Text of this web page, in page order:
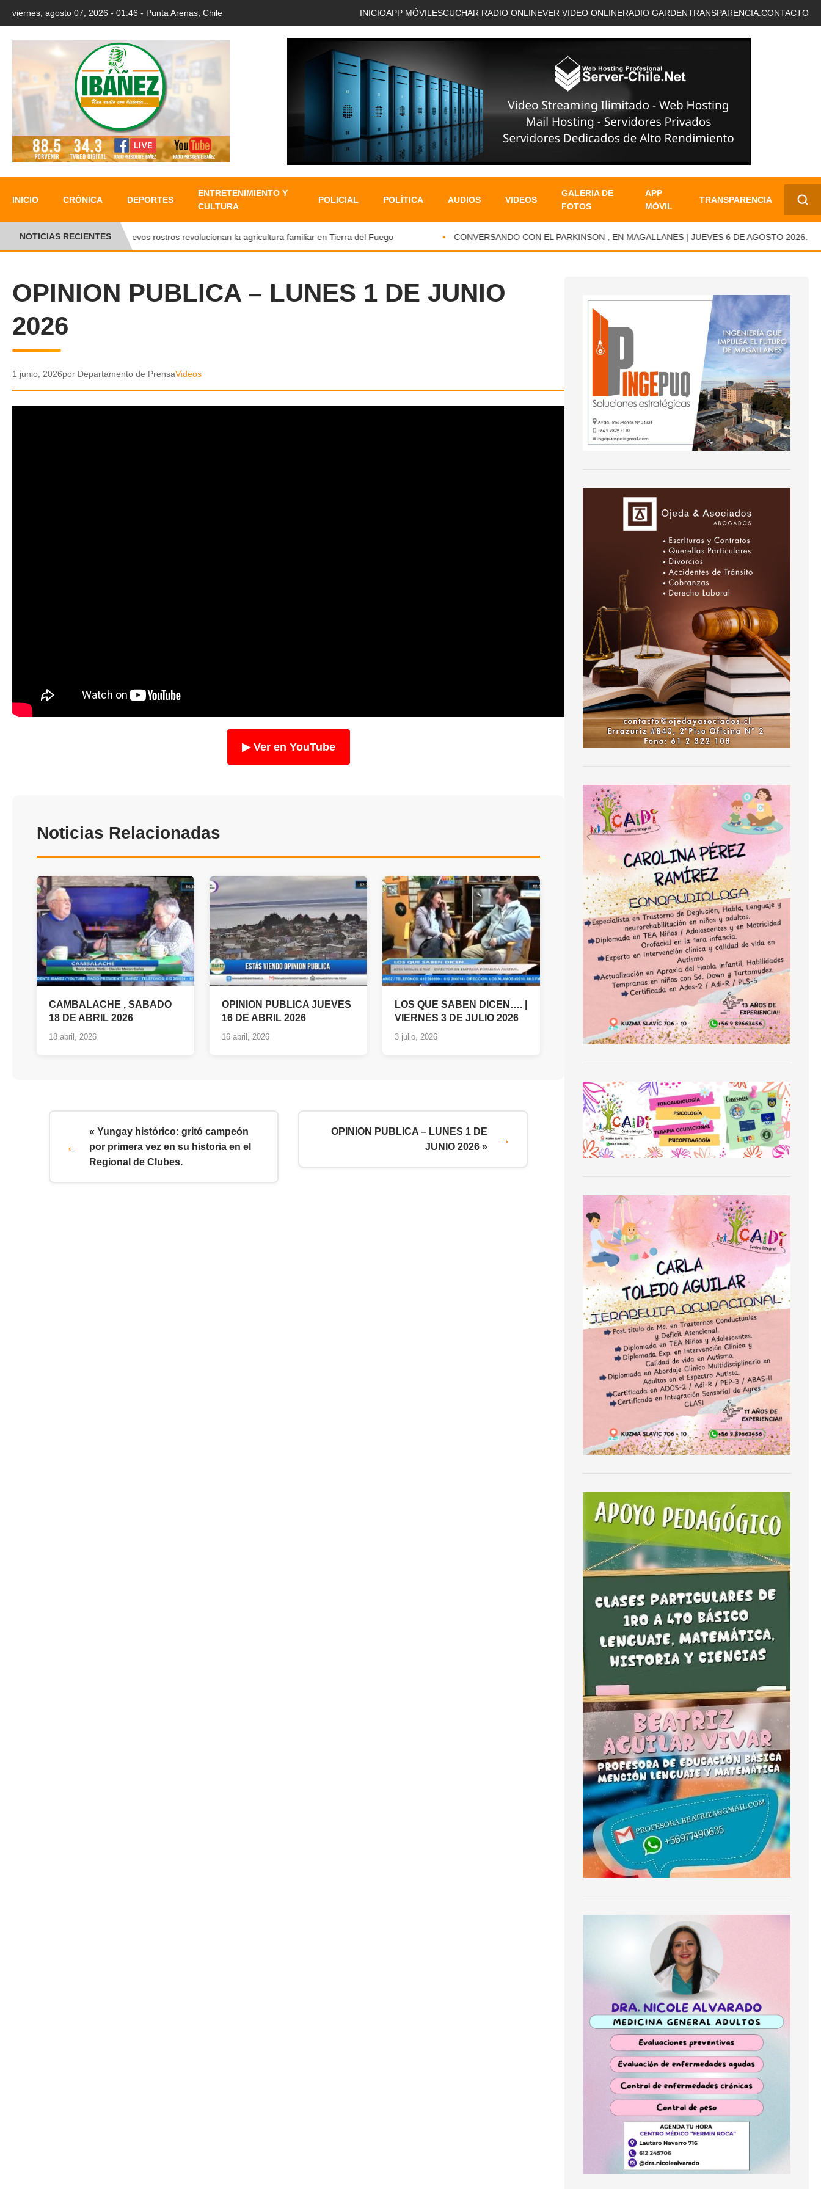
viernes, agosto 07, 2026 - 01:46 - Punta Arenas, Chile INICIOAPP MÓVIL ESCUCHAR RADIO ONLINEVER VIDEO ONLINERADIO GARDENTRANSPARENCIA. CONTACTO
INICIO CRÓNICA DEPORTES
ENTRETENIMIENTO Y
CULTURA
POLICIAL POLÍTICA AUDIOS VIDEOS
GALERIA DE
FOTOS
APP
MÓVIL
TRANSPARENCIA
✕
NOTICIAS RECIENTESNuevos rostros revolucionan la agricultura familiar en Tierra del Fuego CONVERSANDO CON EL PARKINSON , EN MAGALLANES | JUEVES 6 DE AGOSTO 2026.
OPINION PUBLICA – LUNES 1 DE JUNIO
2026
1 junio, 2026por Departamento de PrensaVideos
▶ Ver en YouTube
Noticias Relacionadas
CAMBALACHE , SABADO
18 DE ABRIL 2026
18 abril, 2026
OPINION PUBLICA JUEVES
16 DE ABRIL 2026
16 abril, 2026
LOS QUE SABEN DICEN…. |
VIERNES 3 DE JULIO 2026
3 julio, 2026
« Yungay histórico: gritó campeón
por primera vez en su historia en el
Regional de Clubes.
OPINION PUBLICA – LUNES 1 DE
JUNIO 2026 »